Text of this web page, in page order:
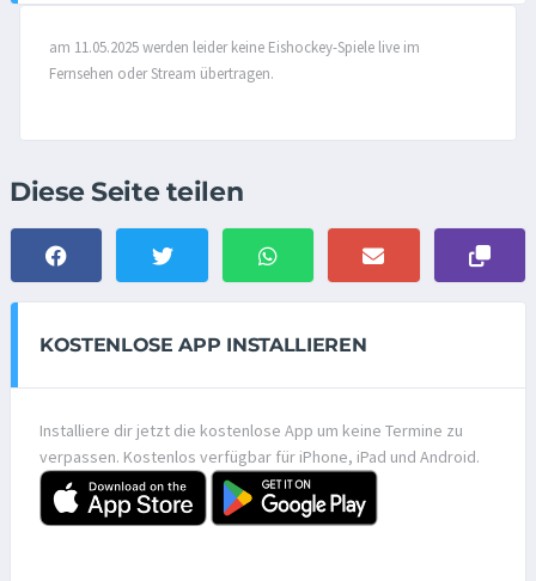
am 11.05.2025 werden leider keine Eishockey-Spiele live im
Fernsehen oder Stream übertragen.
Diese Seite teilen
KOSTENLOSE APP INSTALLIEREN
Installiere dir jetzt die kostenlose App um keine Termine zu
verpassen. Kostenlos verfügbar für iPhone, iPad und Android.